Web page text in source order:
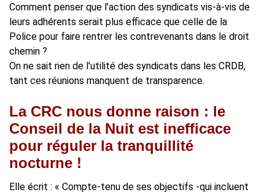
Comment penser que l’action des syndicats vis-à-vis de
leurs adhérents serait plus efficace que celle de la
Police pour faire rentrer les contrevenants dans le droit
chemin ?
On ne sait rien de l’utilité des syndicats dans les CRDB,
tant ces réunions manquent de transparence.
La CRC nous donne raison : le
Conseil de la Nuit est inefficace
pour réguler la tranquillité
nocturne !
Elle écrit : « Compte-tenu de ses objectifs -qui incluent